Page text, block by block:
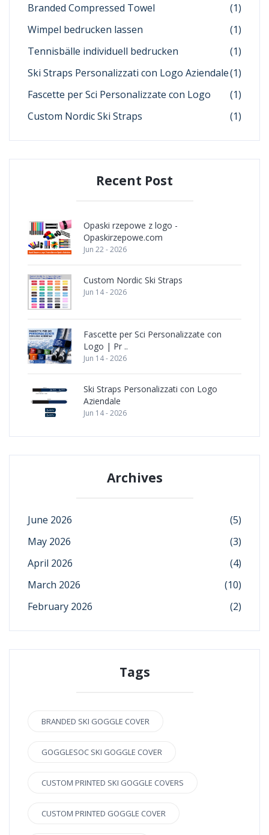
Branded Compressed Towel
(1)
Wimpel bedrucken lassen
(1)
Tennisbälle individuell bedrucken
(1)
Ski Straps Personalizzati con Logo Aziendale(1)
Fascette per Sci Personalizzate con Logo
(1)
Custom Nordic Ski Straps
(1)
Recent Post
Opaski rzepowe z logo -
Opaskirzepowe.com
Jun 22 - 2026
Custom Nordic Ski Straps
Jun 14 - 2026
Fascette per Sci Personalizzate con
Logo | Pr ..
Jun 14 - 2026
Ski Straps Personalizzati con Logo
Aziendale
Jun 14 - 2026
Archives
June 2026
(5)
May 2026
(3)
April 2026
(4)
March 2026
(10)
February 2026
(2)
Tags
BRANDED SKI GOGGLE COVER
GOGGLESOC SKI GOGGLE COVER
CUSTOM PRINTED SKI GOGGLE COVERS
CUSTOM PRINTED GOGGLE COVER